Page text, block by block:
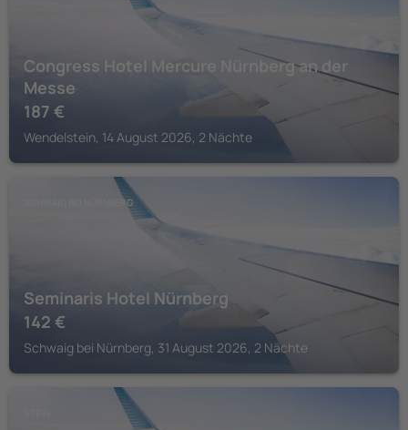
Congress Hotel Mercure Nürnberg an der
Messe
187 €
Wendelstein, 14 August 2026, 2 Nächte
SCHWAIG BEI NÜRNBERG
Seminaris Hotel Nürnberg
142 €
Schwaig bei Nürnberg, 31 August 2026, 2 Nächte